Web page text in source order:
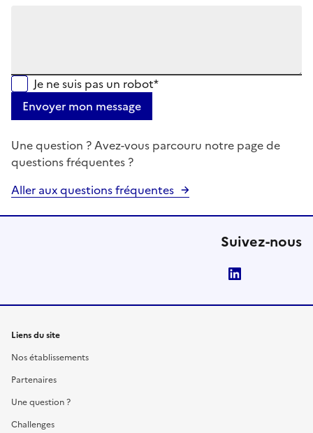
Je ne suis pas un robot*
Envoyer mon message
Une question ? Avez-vous parcouru notre page de
questions fréquentes ?
Aller aux questions fréquentes
Suivez-nous
Liens du site
Nos établissements
Partenaires
Une question ?
Challenges